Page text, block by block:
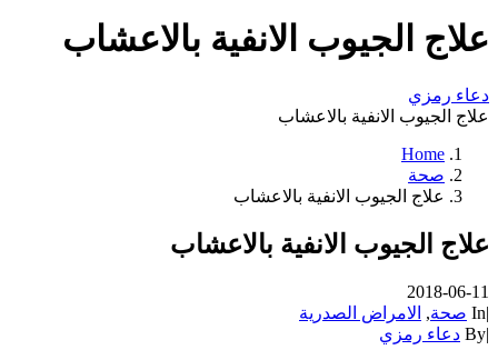
علاج الجيوب الانفية بالاعشاب
دعاء رمزي
علاج الجيوب الانفية بالاعشاب
Home
صحة
علاج الجيوب الانفية بالاعشاب
علاج الجيوب الانفية بالاعشاب
2018-06-11
|
In صحة, الامراض الصدرية
|
By دعاء رمزي